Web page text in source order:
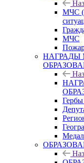
МЧС
МЧС
НАГРАДЫ
Гербы